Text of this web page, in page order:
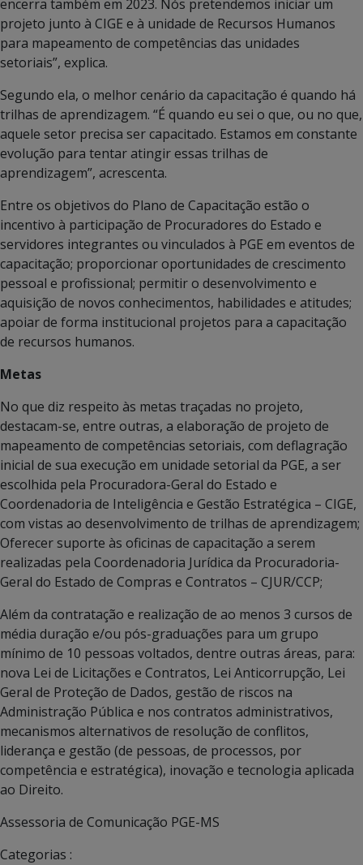
encerra também em 2023. Nós pretendemos iniciar um
projeto junto à CIGE e à unidade de Recursos Humanos
para mapeamento de competências das unidades
setoriais”, explica.
Segundo ela, o melhor cenário da capacitação é quando há
trilhas de aprendizagem. “É quando eu sei o que, ou no que,
aquele setor precisa ser capacitado. Estamos em constante
evolução para tentar atingir essas trilhas de
aprendizagem”, acrescenta.
Entre os objetivos do Plano de Capacitação estão o
incentivo à participação de Procuradores do Estado e
servidores integrantes ou vinculados à PGE em eventos de
capacitação; proporcionar oportunidades de crescimento
pessoal e profissional; permitir o desenvolvimento e
aquisição de novos conhecimentos, habilidades e atitudes;
apoiar de forma institucional projetos para a capacitação
de recursos humanos.
Metas
No que diz respeito às metas traçadas no projeto,
destacam-se, entre outras, a elaboração de projeto de
mapeamento de competências setoriais, com deflagração
inicial de sua execução em unidade setorial da PGE, a ser
escolhida pela Procuradora-Geral do Estado e
Coordenadoria de Inteligência e Gestão Estratégica – CIGE,
com vistas ao desenvolvimento de trilhas de aprendizagem;
Oferecer suporte às oficinas de capacitação a serem
realizadas pela Coordenadoria Jurídica da Procuradoria-
Geral do Estado de Compras e Contratos – CJUR/CCP;
Além da contratação e realização de ao menos 3 cursos de
média duração e/ou pós-graduações para um grupo
mínimo de 10 pessoas voltados, dentre outras áreas, para:
nova Lei de Licitações e Contratos, Lei Anticorrupção, Lei
Geral de Proteção de Dados, gestão de riscos na
Administração Pública e nos contratos administrativos,
mecanismos alternativos de resolução de conflitos,
liderança e gestão (de pessoas, de processos, por
competência e estratégica), inovação e tecnologia aplicada
ao Direito.
Assessoria de Comunicação PGE-MS
Categorias :